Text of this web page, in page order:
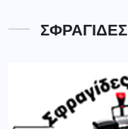
ΣΦΡΑΓΙΔΕΣ